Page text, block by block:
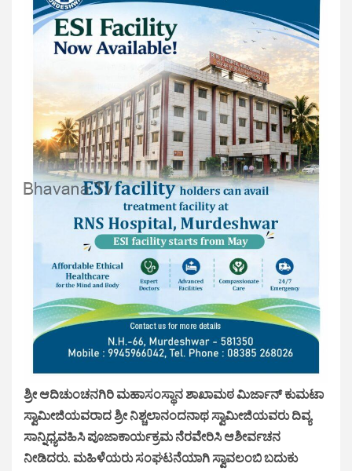
ಶ್ರೀ ಆದಿಚುಂಚನಗಿರಿ ಮಹಾಸಂಸ್ಥಾನ ಶಾಖಾಮಠ ಮಿರ್ಜಾನ್ ಕುಮಟಾ
ಸ್ವಾಮೀಜಿಯವರಾದ ಶ್ರೀ ನಿಶ್ಚಲಾನಂದನಾಥ ಸ್ವಾಮೀಜಿಯವರು ದಿವ್ಯ
ಸಾನ್ನಿಧ್ಯವಹಿಸಿ ಪೂಜಾಕಾರ್ಯಕ್ರಮ ನೆರವೇರಿಸಿ ಆಶೀರ್ವಚನ
ನೀಡಿದರು. ಮಹಿಳೆಯರು ಸಂಘಟನೆಯಾಗಿ ಸ್ವಾವಲಂಬಿ ಬದುಕು